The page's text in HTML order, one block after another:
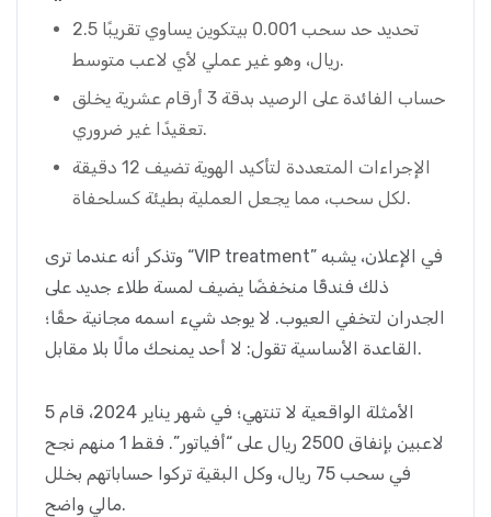
تحديد حد سحب 0.001 بيتكوين يساوي تقريبًا 2.5
ريال، وهو غير عملي لأي لاعب متوسط.
حساب الفائدة على الرصيد بدقة 3 أرقام عشرية يخلق
تعقيدًا غير ضروري.
الإجراءات المتعددة لتأكيد الهوية تضيف 12 دقيقة
لكل سحب، مما يجعل العملية بطيئة كسلحفاة.
وتذكر أنه عندما ترى “VIP treatment” في الإعلان، يشبه
ذلك فندقًا منخفضًا يضيف لمسة طلاء جديد على
الجدران لتخفي العيوب. لا يوجد شيء اسمه مجانية حقًا؛
القاعدة الأساسية تقول: لا أحد يمنحك مالًا بلا مقابل.
الأمثلة الواقعية لا تنتهي؛ في شهر يناير 2024، قام 5
لاعبين بإنفاق 2500 ريال على “أفياتور”. فقط 1 منهم نجح
في سحب 75 ريال، وكل البقية تركوا حساباتهم بخلل
مالي واضح.